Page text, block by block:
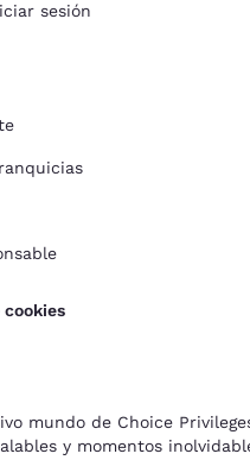
sesión
mundo de Choice
y momentos